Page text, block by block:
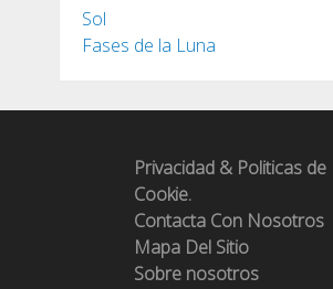
Sol
Fases de la Luna
Privacidad & Politicas de
Cookie.
Contacta Con Nosotros
Mapa Del Sitio
Sobre nosotros